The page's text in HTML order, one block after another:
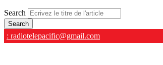
Search
: radiotelepacific@gmail.com